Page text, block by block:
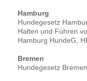
Hamburg
Hundegesetz
Halten und Führen
Hamburg HundeG,
Bremen
Hundegesetz